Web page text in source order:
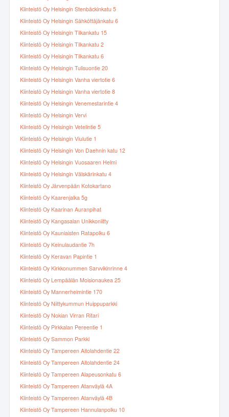
Kiinteistö Oy Helsingin Stenbäckinkatu 5
Kiinteistö Oy Helsingin Sähköttäjänkatu 6
Kiinteistö Oy Helsingin Tilkankatu 15
Kiinteistö Oy Helsingin Tilkankatu 2
Kiinteistö Oy Helsingin Tilkankatu 6
Kiinteistö Oy Helsingin Tulisuontie 20
Kiinteistö Oy Helsingin Vanha viertotie 6
Kiinteistö Oy Helsingin Vanha viertotie 8
Kiinteistö Oy Helsingin Venemestarintie 4
Kiinteistö Oy Helsingin Vervi
Kiinteistö Oy Helsingin Vetelintie 5
Kiinteistö Oy Helsingin Viulutie 1
Kiinteistö Oy Helsingin Von Daehnin katu 12
Kiinteistö Oy Helsingin Vuosaaren Helmi
Kiinteistö Oy Helsingin Välskärinkatu 4
Kiinteistö Oy Järvenpään Kotokartano
Kiinteistö Oy Kaarenjalka 5g
Kiinteistö Oy Kaarinan Auranpihat
Kiinteistö Oy Kangasalan Unikkoniitty
Kiinteistö Oy Kauniaisten Ratapolku 6
Kiinteistö Oy Keinulaudantie 7h
Kiinteistö Oy Keravan Papintie 1
Kiinteistö Oy Kirkkonummen Sarvvikinrinne 4
Kiinteistö Oy Lempäälän Moisionaukea 25
Kiinteistö Oy Mannerheimintie 170
Kiinteistö Oy Niittykummun Huippuparkki
Kiinteistö Oy Nokian Virran Ritari
Kiinteistö Oy Pirkkalan Pereentie 1
Kiinteistö Oy Sammon Parkki
Kiinteistö Oy Tampereen Aitolahdentie 22
Kiinteistö Oy Tampereen Aitolahdentie 24
Kiinteistö Oy Tampereen Alapeusonkatu 6
Kiinteistö Oy Tampereen Atanväylä 4A
Kiinteistö Oy Tampereen Atanväylä 4B
Kiinteistö Oy Tampereen Hannulanpolku 10